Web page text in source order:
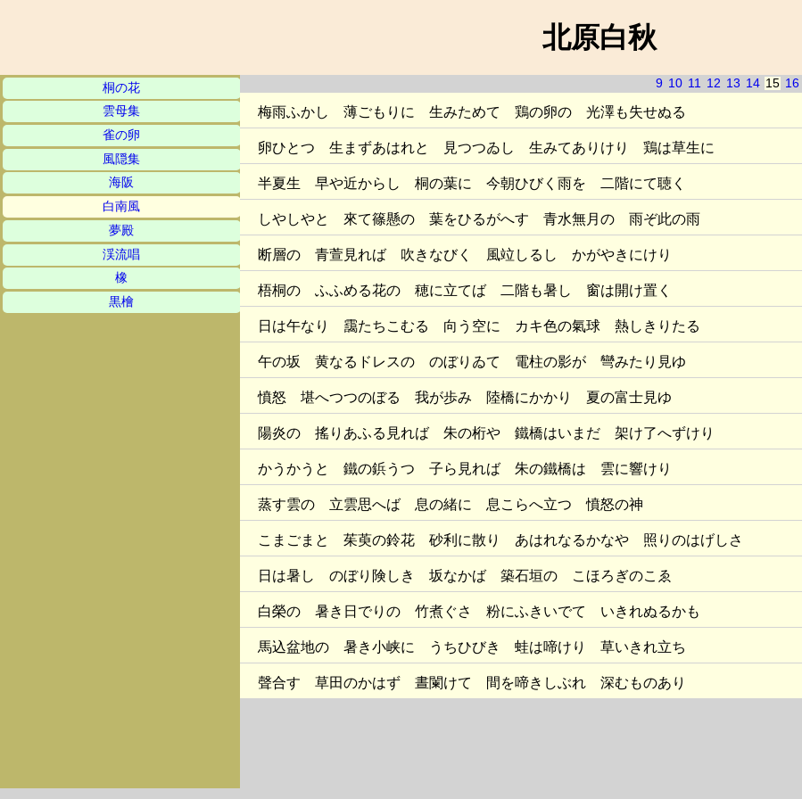
北原白秋
桐の花
雲母集
雀の卵
風隠集
海阪
白南風
夢殿
渓流唱
橡
黒檜
9 10 11 12 13 14 15 16
梅雨ふかし 薄ごもりに 生みためて 鶏の卵の 光澤も失せぬる
卵ひとつ 生まずあはれと 見つつゐし 生みてありけり 鶏は草生に
半夏生 早や近からし 桐の葉に 今朝ひびく雨を 二階にて聴く
しやしやと 來て篠懸の 葉をひるがへす 青水無月の 雨ぞ此の雨
断層の 青萱見れば 吹きなびく 風竝しるし かがやきにけり
梧桐の ふふめる花の 穂に立てば 二階も暑し 窗は開け置く
日は午なり 靄たちこむる 向う空に カキ色の氣球 熱しきりたる
午の坂 黄なるドレスの のぼりゐて 電柱の影が 彎みたり見ゆ
憤怒 堪へつつのぼる 我が歩み 陸橋にかかり 夏の富士見ゆ
陽炎の 搖りあふる見れば 朱の桁や 鐵橋はいまだ 架け了へずけり
かうかうと 鐵の鋲うつ 子ら見れば 朱の鐵橋は 雲に響けり
蒸す雲の 立雲思へば 息の緒に 息こらへ立つ 憤怒の神
こまごまと 茱萸の鈴花 砂利に散り あはれなるかなや 照りのはげしさ
日は暑し のぼり険しき 坂なかば 築石垣の こほろぎのこゑ
白榮の 暑き日でりの 竹煮ぐさ 粉にふきいでて いきれぬるかも
馬込盆地の 暑き小峡に うちひびき 蛙は啼けり 草いきれ立ち
聲合す 草田のかはず 晝闌けて 間を啼きしぶれ 深むものあり